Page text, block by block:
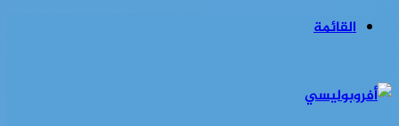
القائمة